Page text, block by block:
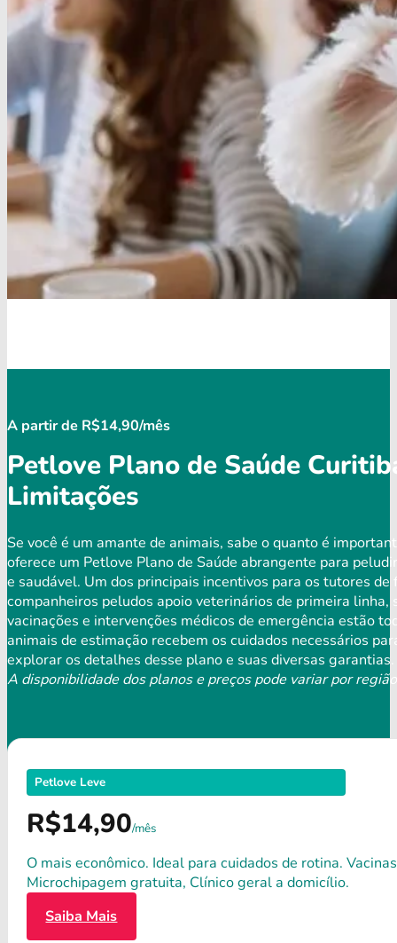
A partir de R$14,90/mês
Petlove Plano de Saúde
Limitações
Se você é um amante de animais, sabe o quanto é
oferece um Petlove Plano de Saúde abrangente para
e saudável. Um dos principais incentivos para os tutores
companheiros peludos apoio veterinários de primeira
vacinações e intervenções médicos de emergência estão
animais de estimação recebem os cuidados necessários
explorar os detalhes desse plano e suas diversas garantias.
A disponibilidade dos planos e preços pode variar por
Petlove Leve
R$14,90/mês
O mais econômico. Ideal para cuidados de rotina.
Microchipagem gratuita, Clínico geral a domicílio.
Saiba Mais